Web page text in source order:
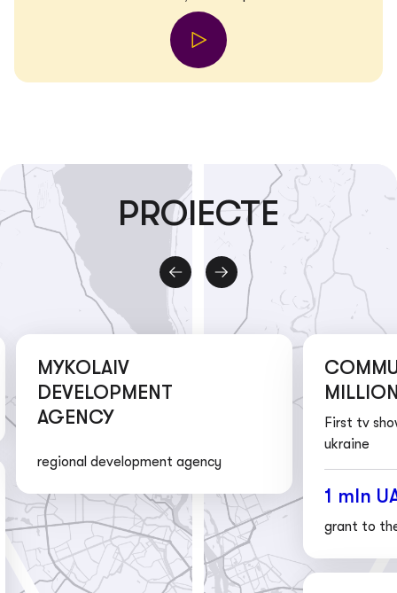
PROIECTE
development agency
MILLION
First tv show on
ukraine
1 mln UAH
grant to the